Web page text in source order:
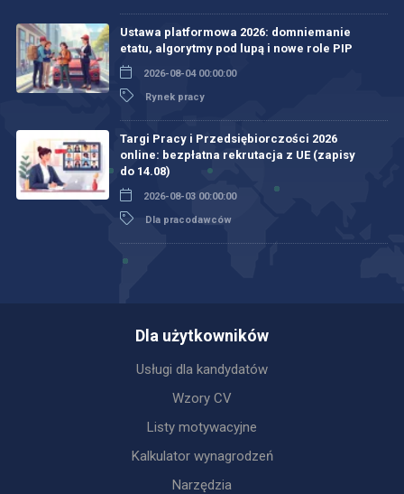
Ustawa platformowa 2026: domniemanie
etatu, algorytmy pod lupą i nowe role PIP
2026-08-04 00:00:00
Rynek pracy
Targi Pracy i Przedsiębiorczości 2026
online: bezpłatna rekrutacja z UE (zapisy
do 14.08)
2026-08-03 00:00:00
Dla pracodawców
Dla użytkowników
Usługi dla kandydatów
Wzory CV
Listy motywacyjne
Kalkulator wynagrodzeń
Narzędzia